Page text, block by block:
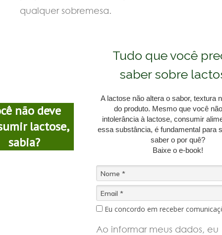
qualquer sobremesa.
não deve
lactose,
sabia?
Tudo que você
saber sobre
A lactose não altera o sabor, textura
do produto. Mesmo que você
intolerância à lactose, consumir
essa substância, é fundamental para
saber o por quê?
Baixe o e-book!
Eu concordo em receber
Ao informar meus dados, eu